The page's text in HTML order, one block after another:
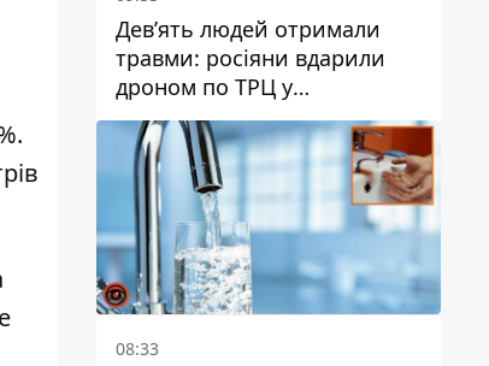
Дев’ять людей отримали
травми: росіяни вдарили
дроном по ТРЦ у
Павлограді, чи
працюватиме заклад надалі
08:33